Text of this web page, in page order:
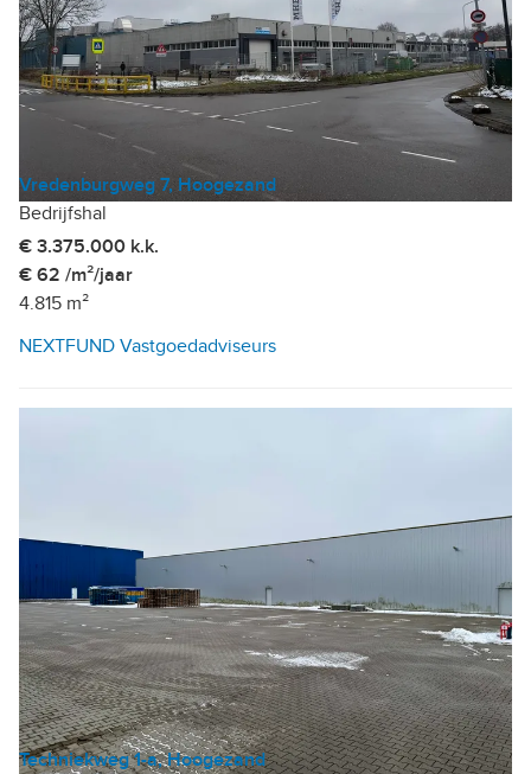
Vredenburgweg 7, Hoogezand
Bedrijfshal
€ 3.375.000 k.k.
€ 62 /m²/jaar
4.815 m²
NEXTFUND Vastgoedadviseurs
Techniekweg 1-a, Hoogezand